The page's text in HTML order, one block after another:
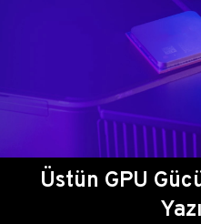
Üstün GPU